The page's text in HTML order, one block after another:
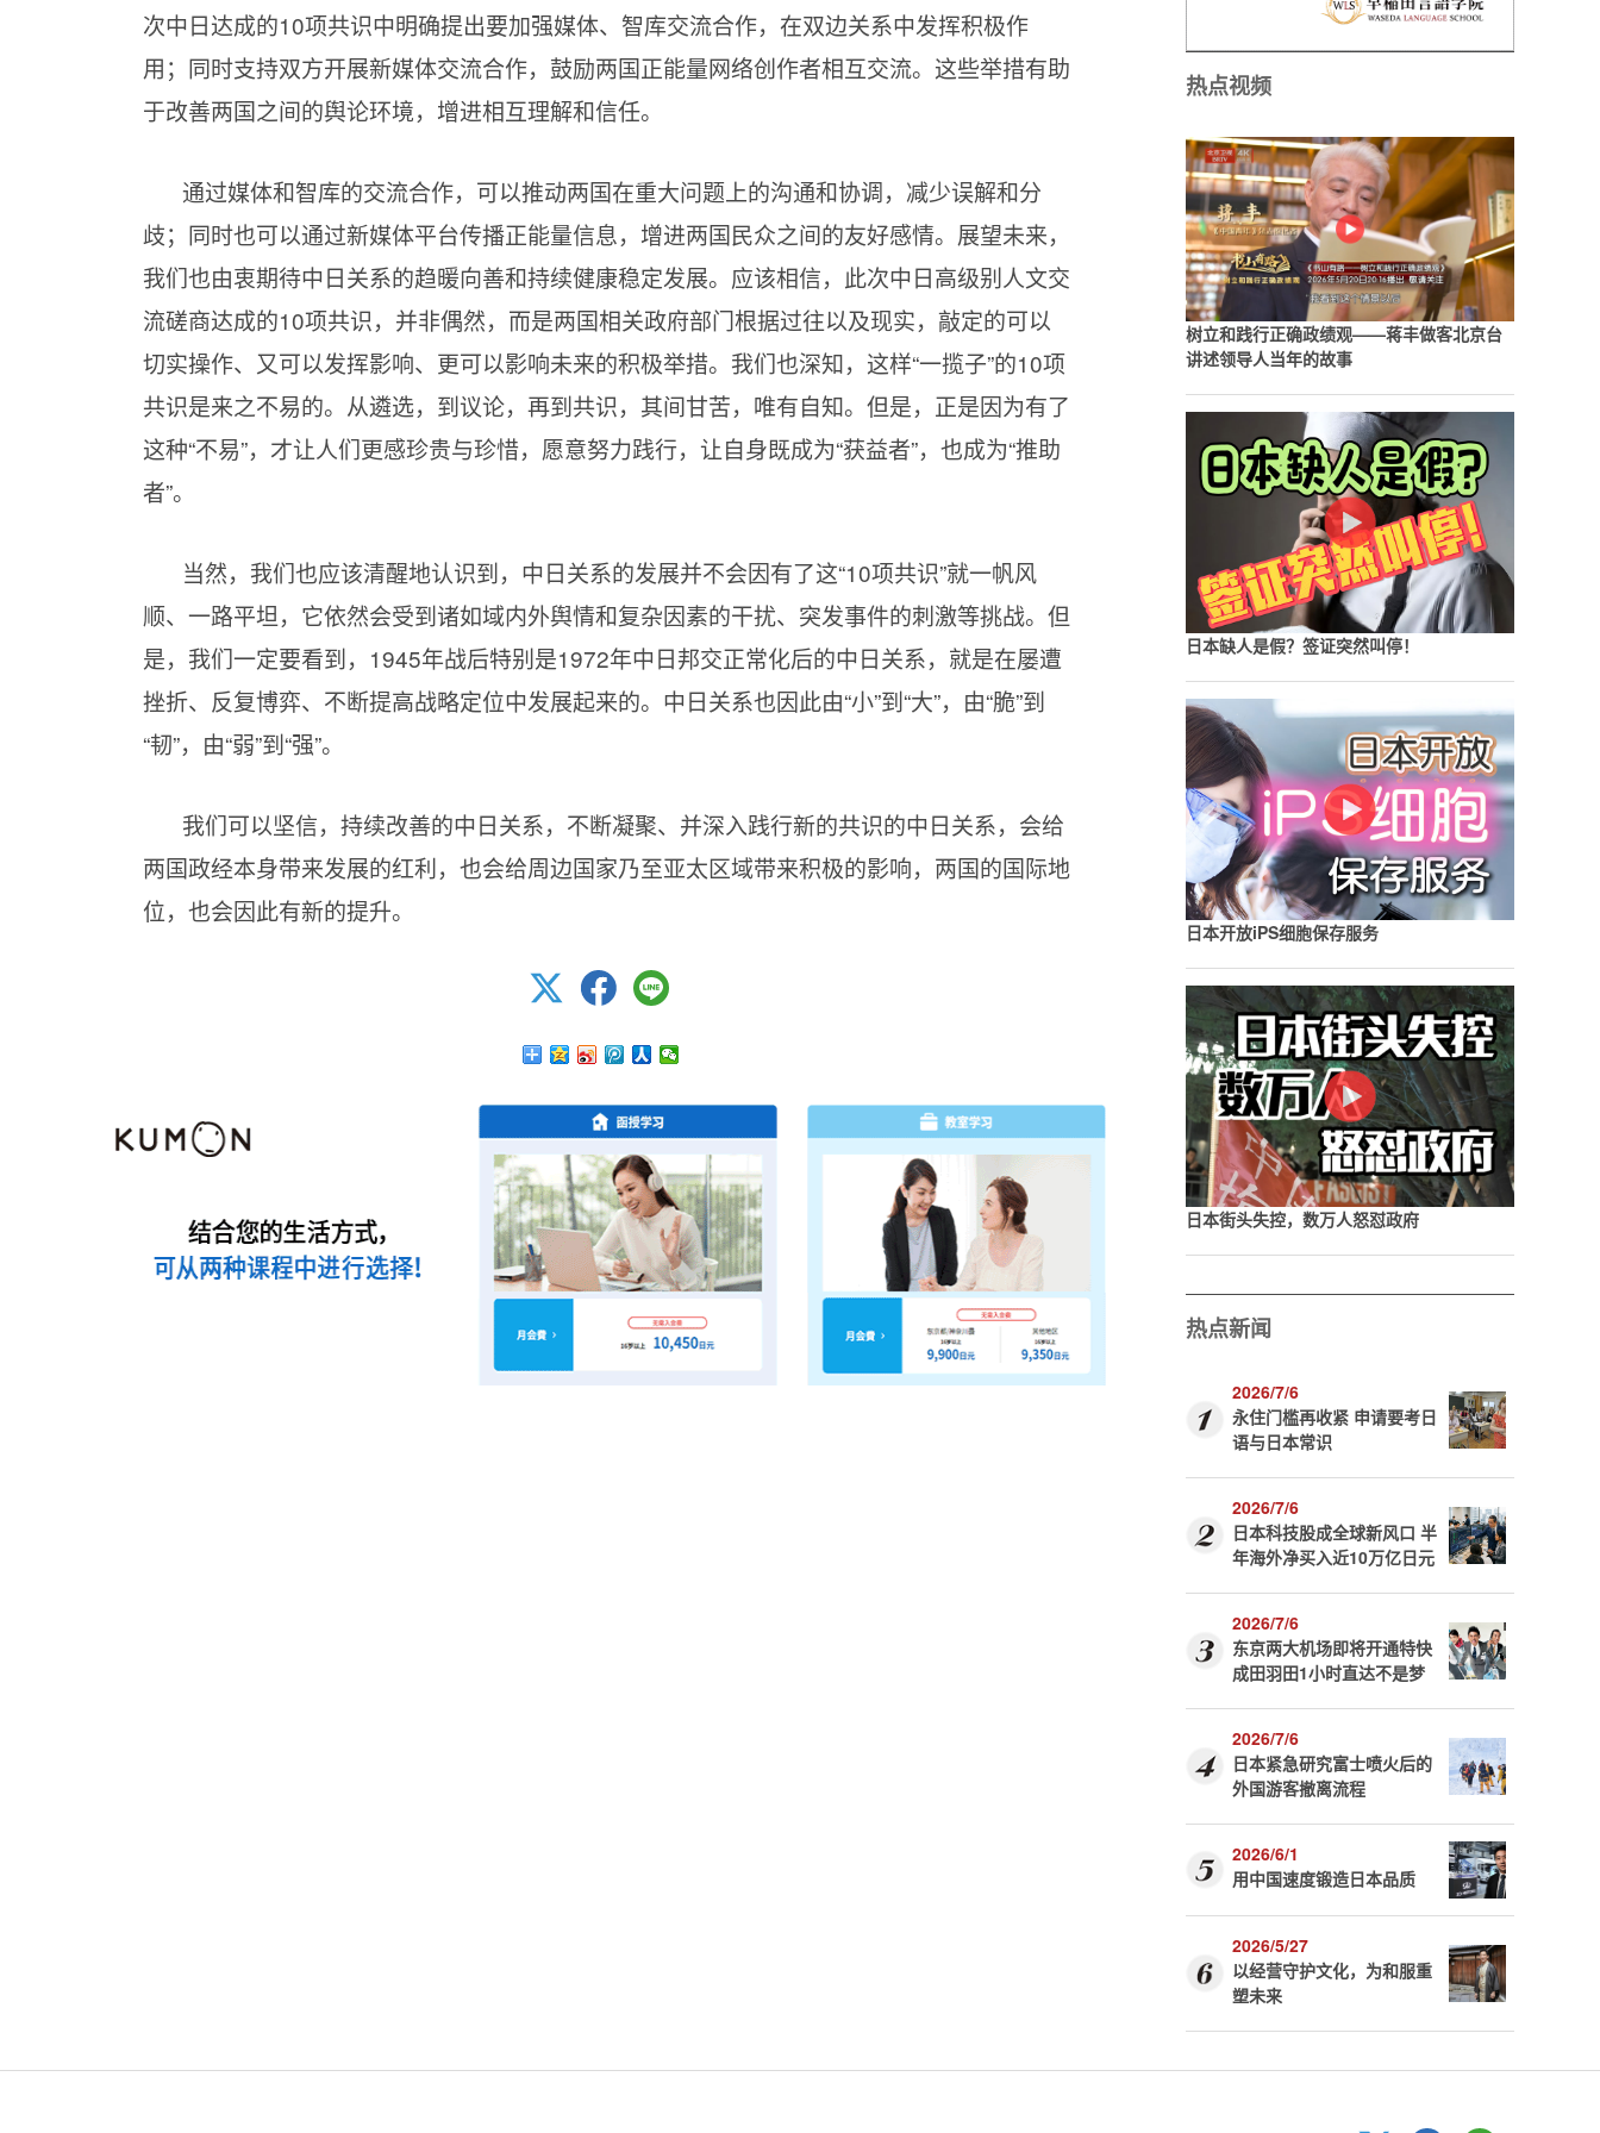
次中日达成的10项共识中明确提出要加强媒体、智库交流合作，在双边关系中发挥积极作
用；同时支持双方开展新媒体交流合作，鼓励两国正能量网络创作者相互交流。这些举措有助
于改善两国之间的舆论环境，增进相互理解和信任。
通过媒体和智库的交流合作，可以推动两国在重大问题上的沟通和协调，减少误解和分
歧；同时也可以通过新媒体平台传播正能量信息，增进两国民众之间的友好感情。展望未来，
我们也由衷期待中日关系的趋暖向善和持续健康稳定发展。应该相信，此次中日高级别人文交
流磋商达成的10项共识，并非偶然，而是两国相关政府部门根据过往以及现实，敲定的可以
切实操作、又可以发挥影响、更可以影响未来的积极举措。我们也深知，这样“一揽子”的10项
共识是来之不易的。从遴选，到议论，再到共识，其间甘苦，唯有自知。但是，正是因为有了
这种“不易”，才让人们更感珍贵与珍惜，愿意努力践行，让自身既成为“获益者”，也成为“推助
者”。
当然，我们也应该清醒地认识到，中日关系的发展并不会因有了这“10项共识”就一帆风
顺、一路平坦，它依然会受到诸如域内外舆情和复杂因素的干扰、突发事件的刺激等挑战。但
是，我们一定要看到，1945年战后特别是1972年中日邦交正常化后的中日关系，就是在屡遭
挫折、反复博弈、不断提高战略定位中发展起来的。中日关系也因此由“小”到“大”，由“脆”到
“韧”，由“弱”到“强”。
我们可以坚信，持续改善的中日关系，不断凝聚、并深入践行新的共识的中日关系，会给
两国政经本身带来发展的红利，也会给周边国家乃至亚太区域带来积极的影响，两国的国际地
位，也会因此有新的提升。
热点视频
树立和践行正确政绩观——蒋丰做客北京台
讲述领导人当年的故事
日本缺人是假？签证突然叫停！
日本开放iPS细胞保存服务
日本街头失控，数万人怒怼政府
热点新闻
2026/7/6
永住门槛再收紧 申请要考日
语与日本常识
2026/7/6
日本科技股成全球新风口 半
年海外净买入近10万亿日元
2026/7/6
东京两大机场即将开通特快
成田羽田1小时直达不是梦
2026/7/6
日本紧急研究富士喷火后的
外国游客撤离流程
2026/6/1
用中国速度锻造日本品质
2026/5/27
以经营守护文化，为和服重
塑未来